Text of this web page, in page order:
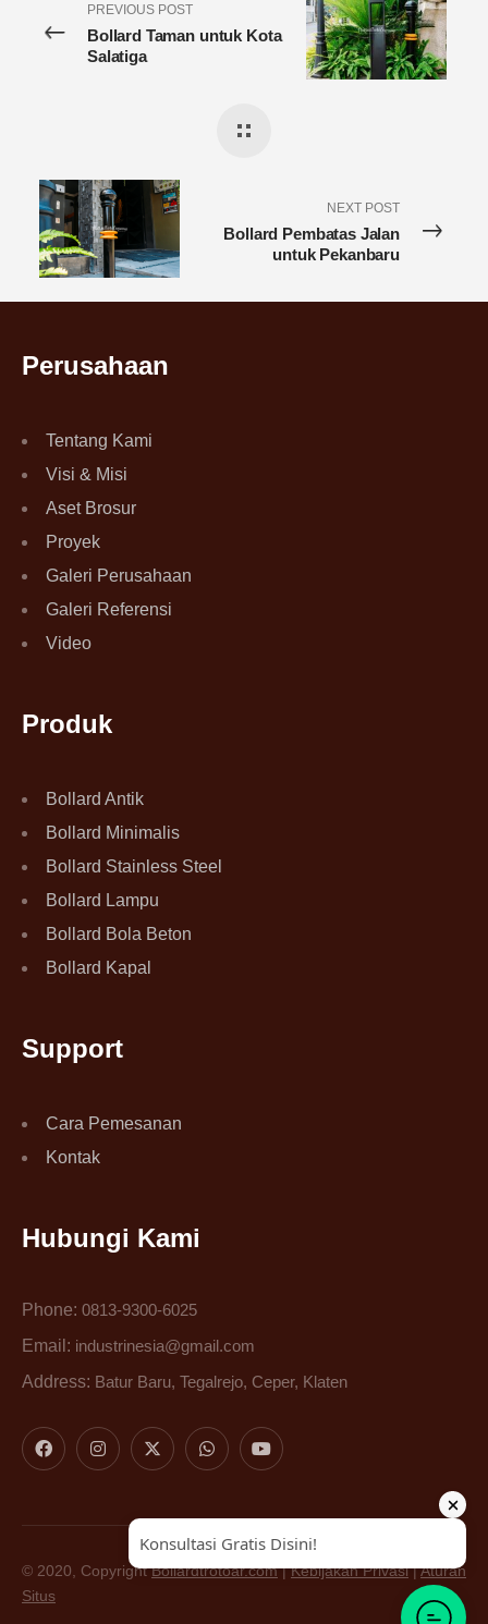
PREVIOUS POST
Bollard Taman untuk Kota
Salatiga
NEXT POST
Bollard Pembatas Jalan
untuk Pekanbaru
Perusahaan
Tentang Kami
Visi & Misi
Aset Brosur
Proyek
Galeri Perusahaan
Galeri Referensi
Video
Produk
Bollard Antik
Bollard Minimalis
Bollard Stainless Steel
Bollard Lampu
Bollard Bola Beton
Bollard Kapal
Support
Cara Pemesanan
Kontak
Hubungi Kami
Phone: 0813-9300-6025
Email: industrinesia@gmail.com
Address: Batur Baru, Tegalrejo, Ceper, Klaten
© 2020, CopyrightBollardtrotoar.com|Kebijakan Privasi|Aturan
Situs